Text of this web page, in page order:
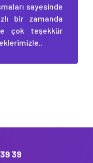
sayesinde
bir zamanda
çok teşekkür
39